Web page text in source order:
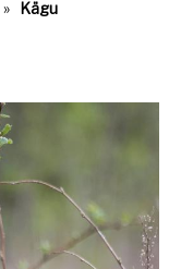
» Kägu